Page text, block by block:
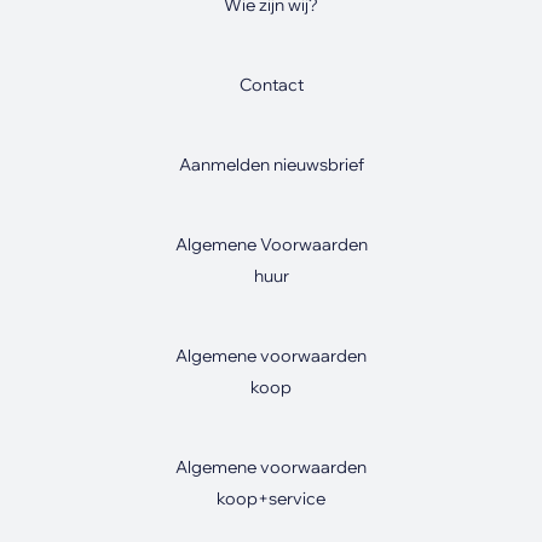
Wie zijn wij?
Contact
Aanmelden nieuwsbrief
Algemene Voorwaarden
huur
Algemene voorwaarden
koop
Algemene voorwaarden
koop+service